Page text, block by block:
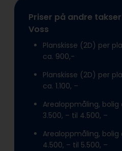
Priser på andre
Voss
Planskisse (2D) per
ca. 900,-
Planskisse (2D) per
ca. 1.100, –
Arealoppmåling, bolig
3.500, – til 4.500, –
Arealoppmåling, bolig
4.500, – til 5.500, –